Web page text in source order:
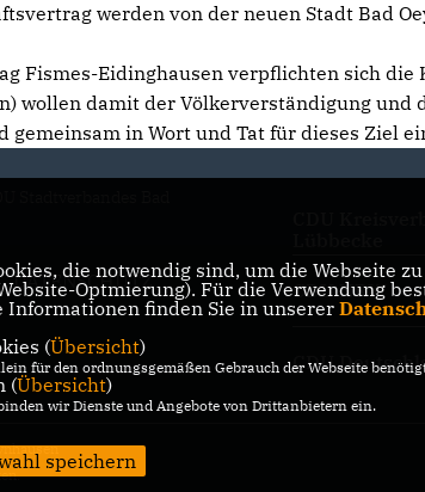
werden von der neuen Stadt Bad
Fismes-Eidinghausen verpflichten sich die
wollen damit der Völkerverständigung und
gemeinsam in Wort und Tat für dieses Ziel
DATENSCHUTZ
CDU NRW
CDU
die notwendig sind, um die
Optmierung). Für die Verwendung
finden Sie in unserer
(Übersicht)
für den ordnungsgemäßen Gebrauch der Webseite
(Übersicht)
wir Dienste und Angebote von Drittanbietern ein.
speichern